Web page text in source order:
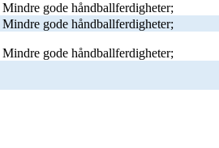
gode håndballferdigheter;
gode håndballferdigheter;
gode håndballferdigheter;